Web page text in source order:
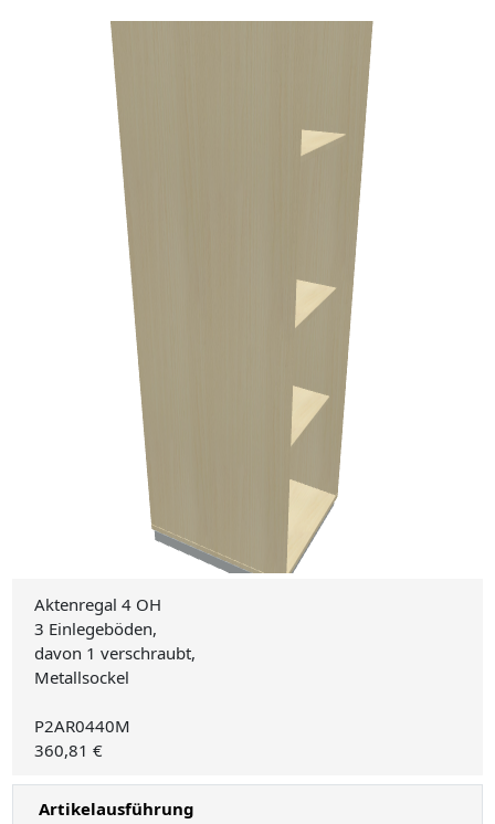
Aktenregal 4 OH
3 Einlegeböden,
davon 1 verschraubt,
Metallsockel
P2AR0440M
360,81 €
Artikelausführung